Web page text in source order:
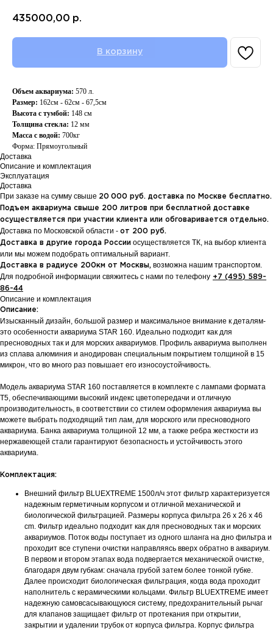
435000,00 р.
В корзину
Объем аквариума: 570 л.
Размер: 162см - 62см - 67,5см
Высота с тумбой: 148 см
Толщина стекла: 12 мм
Масса с водой: 700кг
Форма: Прямоугольный
Доставка
Описание и комплектация
Эксплуатация
Доставка
При заказе на сумму свыше 20 000 руб. доставка по Москве бесплатно.
Подъем аквариума свыше 200 литров при бесплатной доставке
осуществляется при участии клиента или обговаривается отдельно.
Доставка по Московской области - от 200 руб.
Доставка в другие города России осуществляется ТК, на выбор клиента
или мы можем подобрать оптимальный вариант.
Доставка в радиусе 200км от Москвы, возможна нашим транспортом.
Для подробной информации свяжитесь с нами по телефону +7 (495) 589-
86-44
Описание и комплектация
Описание:
Изысканный дизайн, большой размер и максимальное внимание к деталям-
это особенности аквариума STAR 160. Идеально подходит как для
пресноводных так и для морских аквариумов. Профиль аквариума выполнен
из сплава алюминия и анодирован специальным покрытием толщиной в 15
микрон, что во много раз повышает его износоустойчивость.
Модель аквариума STAR 160 поставляется в комплекте с лампами формата
Т5, обеспечивающими высокий индекс цветопередачи и отличную
производительность, в соответствии со стилем оформления аквариума вы
можете выбрать подходящий тип лам, для морского или пресноводного
аквариума. Банка аквариума толщиной 12 мм, а также ребра жесткости из
нержавеющей стали гарантируют безопасность и устойчивость этого
аквариума.
Комплектация:
Внешний фильтр BLUEXTREME 1500л/ч этот фильтр характеризуется
надежным герметичным корпусом и отличной механической и
биологической фильтрацией. Размеры корпуса фильтра 26 x 26 x 46
cm. Фильтр идеально подходит как для пресноводных так и морских
аквариумов. Поток воды поступает из одного шланга на дно фильтра и
проходит все ступени очистки направляясь вверх обратно в аквариум.
В первом и втором этапах вода подвергается механической очистке,
благодаря двум губкам: сначала грубой затем более тонкой губке.
Далее происходит биологическая фильтрация, когда вода проходит
наполнитель с керамическими кольцами. Фильтр BLUEXTREME имеет
надежную самовсасывающуюся систему, предохранительный рычаг
для клапанов защищает фильтр от протекания при открытии,
закрытии и удалении трубок от корпуса фильтра. Корпус фильтра